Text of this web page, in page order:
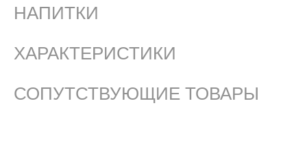
НАПИТКИ
ХАРАКТЕРИСТИКИ
СОПУТСТВУЮЩИЕ ТОВАРЫ